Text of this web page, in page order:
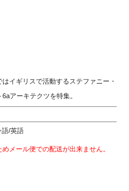
イギリスで活動するステファニー・
アーキテクツを特集。
/英語
メール便での配送が出来ません。